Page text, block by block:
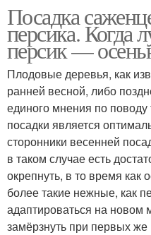
Персики в россии
Молодой персик
Посадка
персика. Когда
персик —
Плодовые деревья, как
ранней весной, либо
единого мнения по поводу
посадки является
сторонники весенней
в таком случае есть
окрепнуть, в то время
более такие нежные, как
адаптироваться на
замёрзнуть при первых же